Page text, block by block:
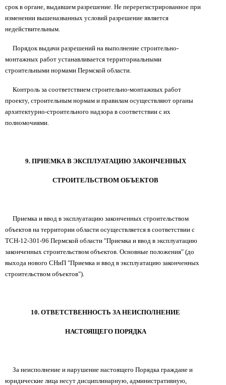
срок в органе, выдавшем разрешение. Не перерегистрированное при
изменении вышеназванных условий разрешение является
недействительным.
Порядок выдачи разрешений на выполнение строительно-
монтажных работ устанавливается территориальными
строительными нормами Пермской области.
Контроль за соответствием строительно-монтажных работ
проекту, строительным нормам и правилам осуществляют органы
архитектурно-строительного надзора в соответствии с их
полномочиями.
9. ПРИЕМКА В ЭКСПЛУАТАЦИЮ ЗАКОНЧЕННЫХ
СТРОИТЕЛЬСТВОМ ОБЪЕКТОВ
Приемка и ввод в эксплуатацию законченных строительством
объектов на территории области осуществляется в соответствии с
ТСН-12-301-96 Пермской области "Приемка и ввод в эксплуатацию
законченных строительством объектов. Основные положения" (до
выхода нового СНиП "Приемка и ввод в эксплуатацию законченных
строительством объектов").
10. ОТВЕТСТВЕННОСТЬ ЗА НЕИСПОЛНЕНИЕ
НАСТОЯЩЕГО ПОРЯДКА
За неисполнение и нарушение настоящего Порядка граждане и
юридические лица несут дисциплинарную, административную,